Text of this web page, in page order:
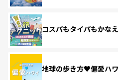
コスパもタイパもかな
地球の歩き方♥偏愛ハ